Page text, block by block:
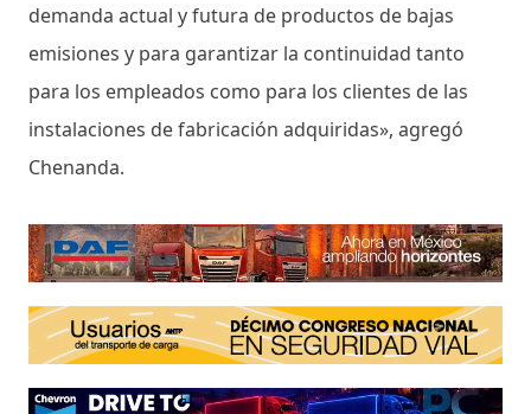
demanda actual y futura de productos de bajas
emisiones y para garantizar la continuidad tanto
para los empleados como para los clientes de las
instalaciones de fabricación adquiridas», agregó
Chenanda.